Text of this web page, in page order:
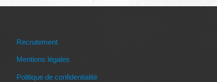
Recrutement
Mentions légales
Politique de confidentialité